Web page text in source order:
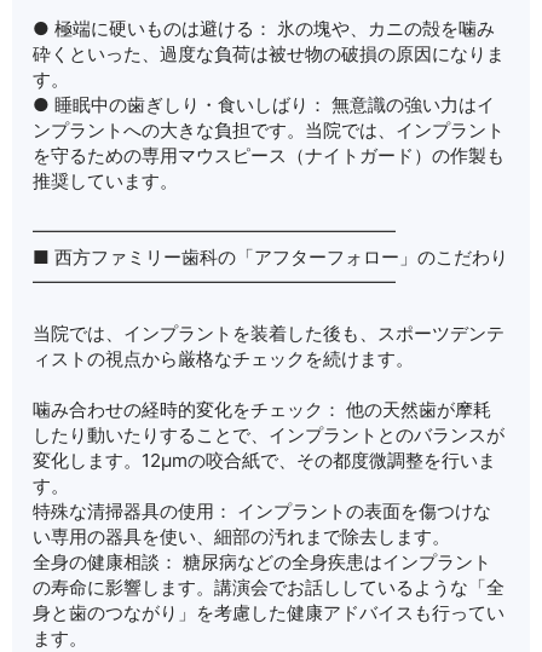
● 極端に硬いものは避ける： 氷の塊や、カニの殻を噛み
砕くといった、過度な負荷は被せ物の破損の原因になりま
す。
● 睡眠中の歯ぎしり・食いしばり： 無意識の強い力はイ
ンプラントへの大きな負担です。当院では、インプラント
を守るための専用マウスピース（ナイトガード）の作製も
推奨しています。
━━━━━━━━━━━━━━━━━━━━
■ 西方ファミリー歯科の「アフターフォロー」のこだわり
━━━━━━━━━━━━━━━━━━━━
当院では、インプラントを装着した後も、スポーツデンテ
ィストの視点から厳格なチェックを続けます。
噛み合わせの経時的変化をチェック： 他の天然歯が摩耗
したり動いたりすることで、インプラントとのバランスが
変化します。12μmの咬合紙で、その都度微調整を行いま
す。
特殊な清掃器具の使用： インプラントの表面を傷つけな
い専用の器具を使い、細部の汚れまで除去します。
全身の健康相談： 糖尿病などの全身疾患はインプラント
の寿命に影響します。講演会でお話ししているような「全
身と歯のつながり」を考慮した健康アドバイスも行ってい
ます。